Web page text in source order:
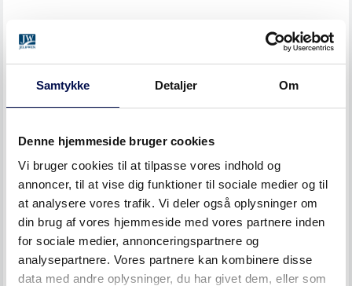
Samtykke Detaljer Om
Denne hjemmeside bruger cookies
Vi bruger cookies til at tilpasse vores indhold og
annoncer, til at vise dig funktioner til sociale medier og til
at analysere vores trafik. Vi deler også oplysninger om
din brug af vores hjemmeside med vores partnere inden
for sociale medier, annonceringspartnere og
analysepartnere. Vores partnere kan kombinere disse
data med andre oplysninger, du har givet dem, eller som